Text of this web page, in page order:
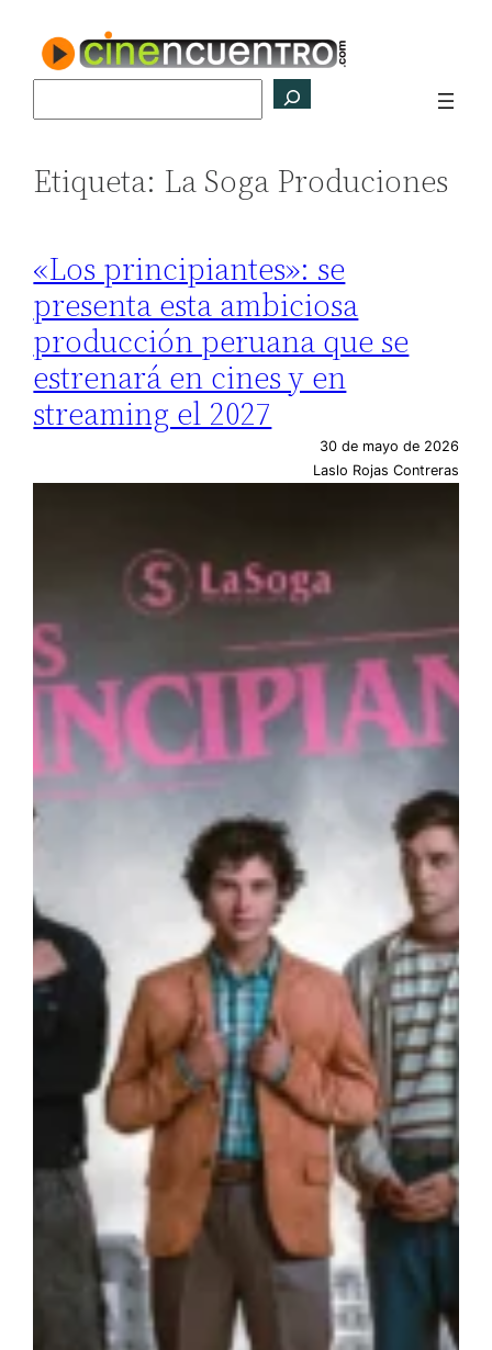
contenido
Etiqueta: La Soga Produciones
«Los principiantes»: se
presenta esta ambiciosa
producción peruana que se
estrenará en cines y en
streaming el 2027
30 de mayo de 2026
Laslo Rojas Contreras